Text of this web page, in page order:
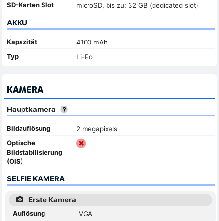
SD-Karten Slot
microSD, bis zu: 32 GB (dedicated slot)
AKKU
Kapazität
4100 mAh
Typ
Li-Po
KAMERA
Hauptkamera
Bildauflösung
2 megapixels
Optische
Bildstabilisierung
(OIS)
SELFIE KAMERA
Erste Kamera
Auflösung VGA